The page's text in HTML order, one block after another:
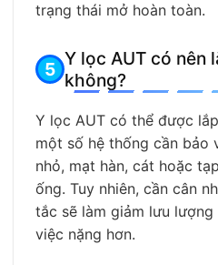
trạng thái mở hoàn toàn.
Y lọc AUT có nên
không?
Y lọc AUT có thể được
một số hệ thống cần bảo
nhỏ, mạt hàn, cát hoặc
ống. Tuy nhiên, cần cân
tắc sẽ làm giảm lưu
việc nặng hơn.